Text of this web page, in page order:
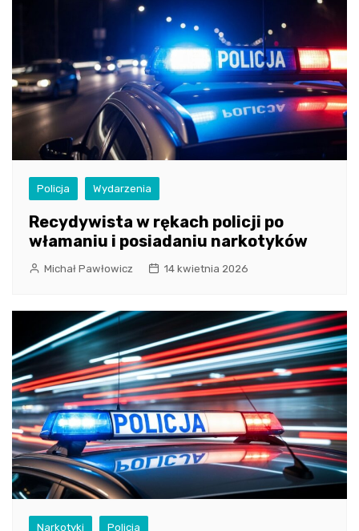
Policja Wydarzenia
Recydywista w rękach policji po
włamaniu i posiadaniu narkotyków
Michał Pawłowicz 14 kwietnia 2026
Narkotyki Policja